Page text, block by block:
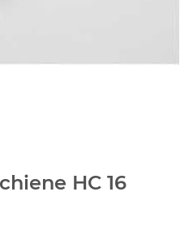
HC 16